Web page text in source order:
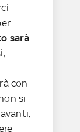
sarà
con
si